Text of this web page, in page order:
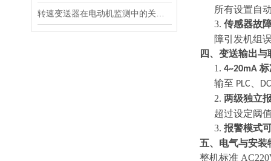
所有设置自
3. 传感器故
障引发机组
四、变送输出
1. 4~20mA 标
输至 PLC
2. 两级独立
超过设定阈
3. 报警模式
五、电气与安装
整机标准